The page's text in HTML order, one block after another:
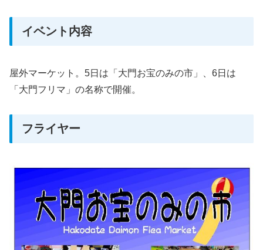
イベント内容
屋外マーケット。5日は「大門お宝のみの市」、6日は
「大門フリマ」の名称で開催。
フライヤー